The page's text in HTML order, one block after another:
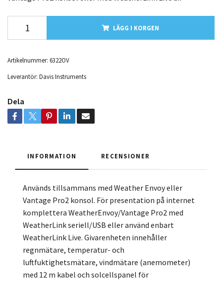
LÄGG I KORGEN
Artikelnummer: 6322OV
Leverantör: Davis Instruments
Dela
INFORMATION RECENSIONER
Används tillsammans med Weather Envoy eller
Vantage Pro2 konsol. För presentation på internet
komplettera WeatherEnvoy/Vantage Pro2 med
WeatherLink seriell/USB eller använd enbart
WeatherLink Live. Givarenheten innehåller
regnmätare, temperatur- och
luftfuktighetsmätare, vindmätare (anemometer)
med 12 m kabel och solcellspanel för